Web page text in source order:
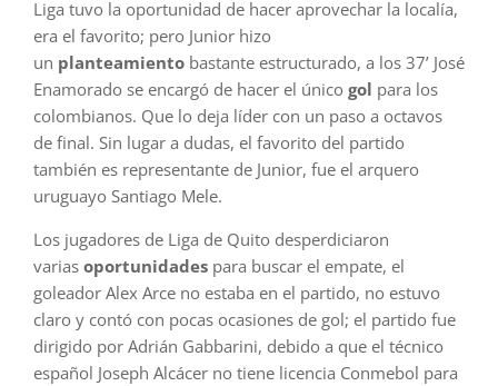
Liga tuvo la oportunidad de hacer aprovechar la localía,
era el favorito; pero Junior hizo
un planteamiento bastante estructurado, a los 37’ José
Enamorado se encargó de hacer el único gol para los
colombianos. Que lo deja líder con un paso a octavos
de final. Sin lugar a dudas, el favorito del partido
también es representante de Junior, fue el arquero
uruguayo Santiago Mele.
Los jugadores de Liga de Quito desperdiciaron
varias oportunidades para buscar el empate, el
goleador Alex Arce no estaba en el partido, no estuvo
claro y contó con pocas ocasiones de gol; el partido fue
dirigido por Adrián Gabbarini, debido a que el técnico
español Joseph Alcácer no tiene licencia Conmebol para